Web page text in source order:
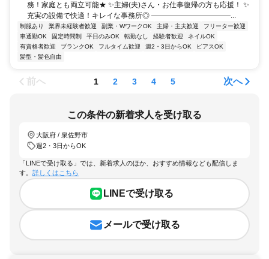
務！家庭とも両立可能★ ✨主婦(夫)さん・お仕事復帰の方も応援！ ✨
充実の設備で快適！キレイな事務所◎ ―――――――――――...
制服あり 業界未経験者歓迎 副業・WワークOK 主婦・主夫歓迎
フリーター歓迎
車通勤OK
固定時間制 平日のみOK 転勤なし 経験者歓迎
ネイルOK
有資格者歓迎
ブランクOK フルタイム歓迎 週2・3日からOK
ピアスOK
髪型・髪色自由
前へ 1 2 3 4 5 次へ
この条件の新着求人を受け取る
大阪府 / 泉佐野市
週2・3日からOK
「LINEで受け取る」では、新着求人のほか、おすすめ情報なども配信しま
す。 詳しくはこちら
LINEで受け取る
メールで受け取る